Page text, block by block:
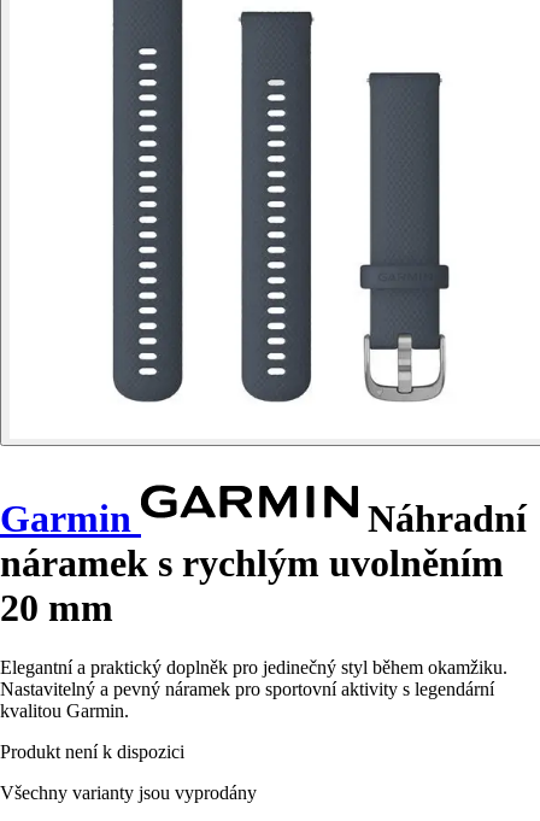
Garmin
Náhradní
náramek s rychlým uvolněním
20 mm
Elegantní a praktický doplněk pro jedinečný styl během okamžiku.
Nastavitelný a pevný náramek pro sportovní aktivity s legendární
kvalitou Garmin.
Produkt není k dispozici
Všechny varianty jsou vyprodány